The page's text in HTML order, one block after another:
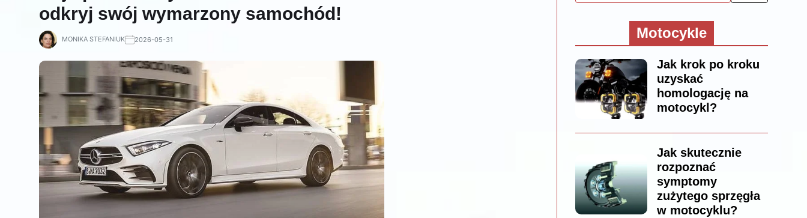
odkryj swój wymarzony samochód!
MONIKA STEFANIUK 2026-05-31 Motocykle
Jak krok po kroku
uzyskać
homologację na
motocykl?
Jak skutecznie
rozpoznać
symptomy
zużytego sprzęgła
w motocyklu?